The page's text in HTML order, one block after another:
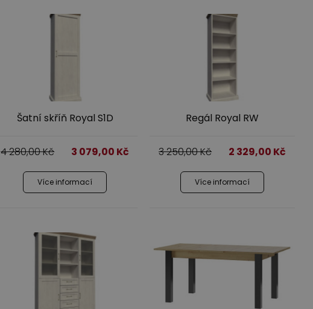
Šatní skříň Royal S1D
4 280,00Kč 3 079,00 Kč
Více informací
Regál Royal RW
3 250,00Kč 2 329,00 Kč
Více informací